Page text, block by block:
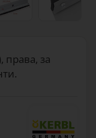
права, за